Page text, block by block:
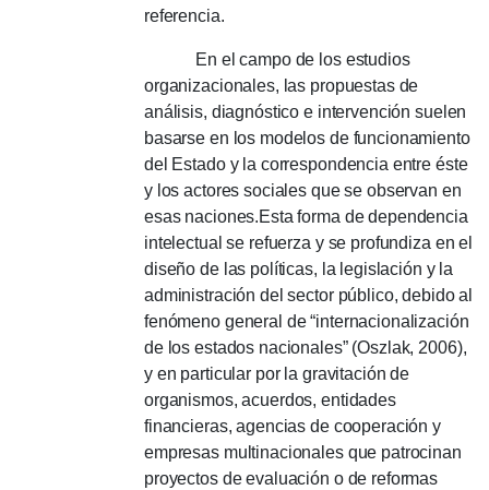
referencia.
En el campo de los estudios
organizacionales, las propuestas de
análisis, diagnóstico e intervención suelen
basarse en los modelos de funcionamiento
del Estado y la correspondencia entre éste
y los actores sociales que se observan en
esas naciones.Esta forma de dependencia
intelectual se refuerza y ​​se profundiza en el
diseño de las políticas, la legislación y la
administración del sector público, debido al
fenómeno general de “internacionalización
de los estados nacionales” (Oszlak, 2006),
y en particular por la gravitación de
organismos, acuerdos, entidades
financieras, agencias de cooperación y
empresas multinacionales que patrocinan
proyectos de evaluación o de reformas